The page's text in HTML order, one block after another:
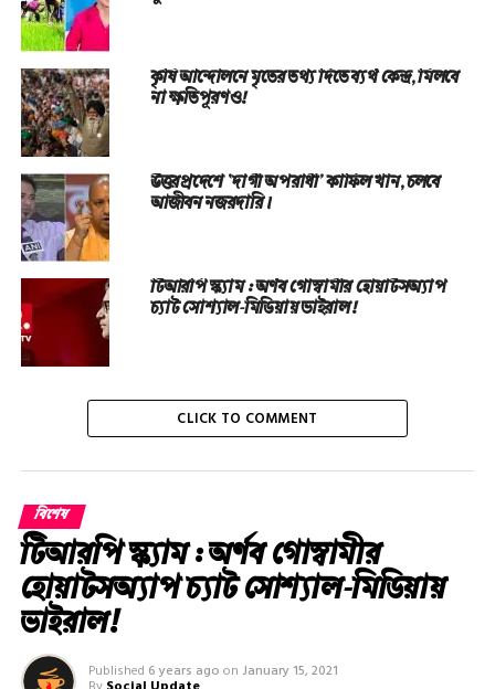
কৃষি আন্দোলনে মৃতের তথ‌্য দিতে ব্যর্থ কেন্দ্র, মিলবে
না ক্ষতিপূরণও!
উত্তরপ্রদেশে ‘দাগী অপরাধী’ কাফিল খান, চলবে
আজীবন নজরদারি।
টিআরপি স্ক্যাম : অর্ণব গোস্বামীর হোয়াটসঅ্যাপ
চ্যাট সোশ্যাল-মিডিয়ায় ভাইরাল!
CLICK TO COMMENT
বিশেষ
টিআরপি স্ক্যাম : অর্ণব গোস্বামীর
হোয়াটসঅ্যাপ চ্যাট সোশ্যাল-মিডিয়ায়
ভাইরাল!
Published 6 years ago on January 15, 2021